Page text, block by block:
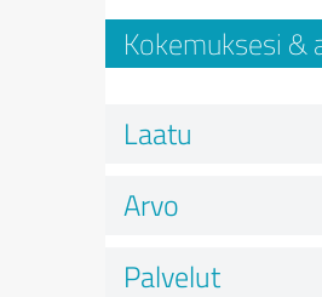
Kokemuksesi &
Laatu
Arvo
Palvelut